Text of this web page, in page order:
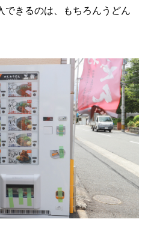
できるのは、もちろんうどん